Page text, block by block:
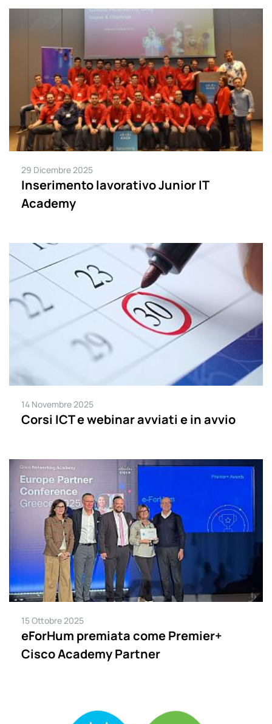
29 Dicembre 2025
Inserimento lavorativo Junior IT
Academy
14 Novembre 2025
Corsi ICT e webinar avviati e in avvio
15 Ottobre 2025
eForHum premiata come Premier+
Cisco Academy Partner